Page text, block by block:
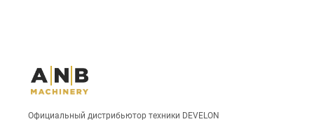
Официальный дистрибьютор техники DEVELON